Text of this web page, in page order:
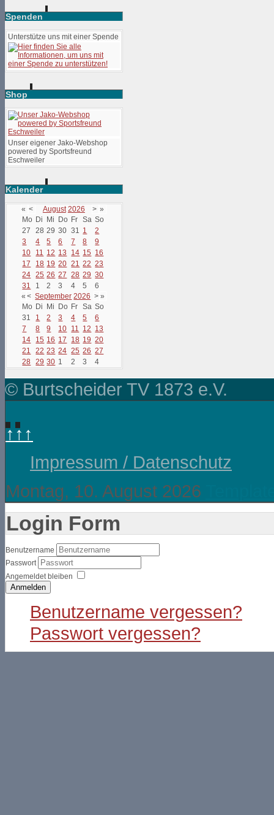
Spenden
Unterstütze uns mit einer Spende
Shop
Unser eigener Jako-Webshop
powered by Sportsfreund
Eschweiler
Kalender
« < August 2026 > »
Mo Di Mi Do Fr Sa So
27
28 29 30 31 1
2
3
4 5 6 7 8
9
10
11 12 13 14 15 16
17
18 19 20 21 22 23
24 25 26 27 28 29 30
31
1 2 3 4 5
6
« < September 2026 > »
Mo Di Mi Do Fr Sa So
31
1 2 3 4 5
6
7
8 9 10 11 12 13
14
15 16 17 18 19 20
21
22 23 24 25 26 27
28 29 30 1 2 3 4
© Burtscheider TV 1873 e.V.
↑↑↑
Impressum / Datenschutz
Montag, 10. August 2026
Login Form
Benutzername
Passwort
Angemeldet bleiben
Anmelden
Benutzername vergessen?
Passwort vergessen?